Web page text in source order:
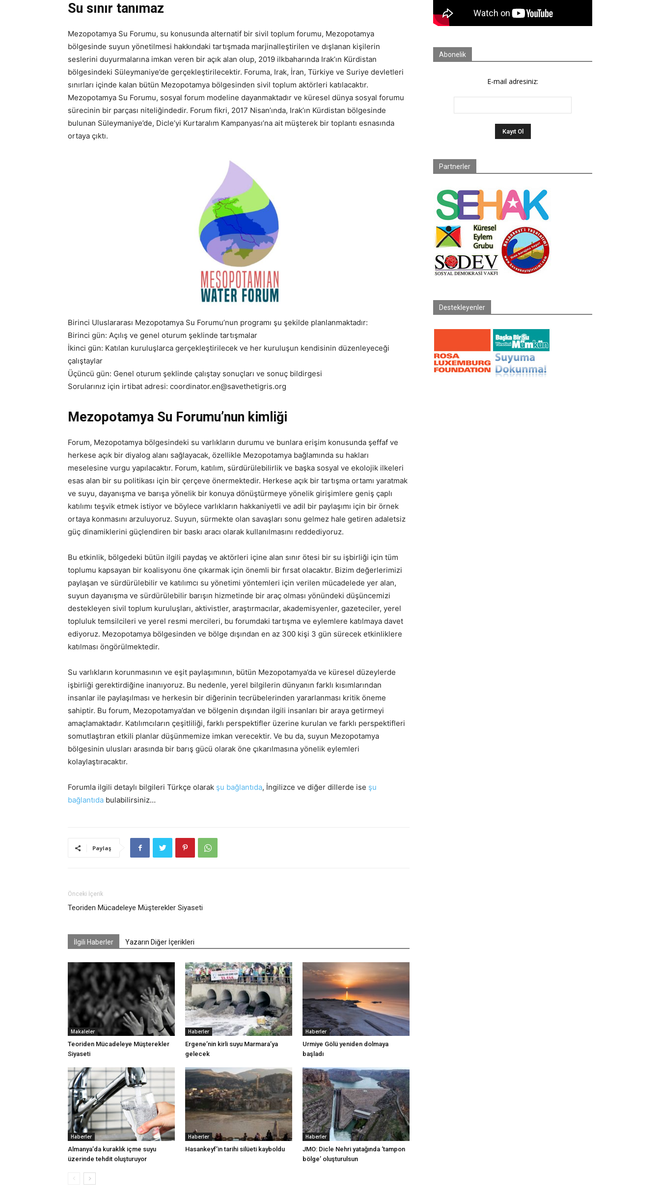
Su sınır tanımaz
Mezopotamya Su Forumu, su konusunda alternatif bir sivil toplum forumu, Mezopotamya
bölgesinde suyun yönetilmesi hakkındaki tartışmada marjinalleştirilen ve dışlanan kişilerin
seslerini duyurmalarına imkan veren bir açık alan olup, 2019 ilkbaharında Irak’ın Kürdistan
bölgesindeki Süleymaniye’de gerçekleştirilecektir. Foruma, Irak, İran, Türkiye ve Suriye devletleri
sınırları içinde kalan bütün Mezopotamya bölgesinden sivil toplum aktörleri katılacaktır.
Mezopotamya Su Forumu, sosyal forum modeline dayanmaktadır ve küresel dünya sosyal forumu
sürecinin bir parçası niteliğindedir. Forum fikri, 2017 Nisan’ında, Irak’ın Kürdistan bölgesinde
bulunan Süleymaniye’de, Dicle’yi Kurtaralım Kampanyası’na ait müşterek bir toplantı esnasında
ortaya çıktı.
Birinci Uluslararası Mezopotamya Su Forumu’nun programı şu şekilde planlanmaktadır:
Birinci gün: Açılış ve genel oturum şeklinde tartışmalar
İkinci gün: Katılan kuruluşlarca gerçekleştirilecek ve her kuruluşun kendisinin düzenleyeceği
çalıştaylar
Üçüncü gün: Genel oturum şeklinde çalıştay sonuçları ve sonuç bildirgesi
Sorularınız için irtibat adresi: coordinator.en@savethetigris.org
Mezopotamya Su Forumu’nun kimliği
Forum, Mezopotamya bölgesindeki su varlıkların durumu ve bunlara erişim konusunda şeffaf ve
herkese açık bir diyalog alanı sağlayacak, özellikle Mezopotamya bağlamında su hakları
meselesine vurgu yapılacaktır. Forum, katılım, sürdürülebilirlik ve başka sosyal ve ekolojik ilkeleri
esas alan bir su politikası için bir çerçeve önermektedir. Herkese açık bir tartışma ortamı yaratmak
ve suyu, dayanışma ve barışa yönelik bir konuya dönüştürmeye yönelik girişimlere geniş çaplı
katılımı teşvik etmek istiyor ve böylece varlıkların hakkaniyetli ve adil bir paylaşımı için bir örnek
ortaya konmasını arzuluyoruz. Suyun, sürmekte olan savaşları sonu gelmez hale getiren adaletsiz
güç dinamiklerini güçlendiren bir baskı aracı olarak kullanılmasını reddediyoruz.
Bu etkinlik, bölgedeki bütün ilgili paydaş ve aktörleri içine alan sınır ötesi bir su işbirliği için tüm
toplumu kapsayan bir koalisyonu öne çıkarmak için önemli bir fırsat olacaktır. Bizim değerlerimizi
paylaşan ve sürdürülebilir ve katılımcı su yönetimi yöntemleri için verilen mücadelede yer alan,
suyun dayanışma ve sürdürülebilir barışın hizmetinde bir araç olması yönündeki düşüncemizi
destekleyen sivil toplum kuruluşları, aktivistler, araştırmacılar, akademisyenler, gazeteciler, yerel
topluluk temsilcileri ve yerel resmi mercileri, bu forumdaki tartışma ve eylemlere katılmaya davet
ediyoruz. Mezopotamya bölgesinden ve bölge dışından en az 300 kişi 3 gün sürecek etkinliklere
katılması öngörülmektedir.
Su varlıkların korunmasının ve eşit paylaşımının, bütün Mezopotamya’da ve küresel düzeylerde
işbirliği gerektirdiğine inanıyoruz. Bu nedenle, yerel bilgilerin dünyanın farklı kısımlarından
insanlar ile paylaşılması ve herkesin bir diğerinin tecrübelerinden yararlanması kritik öneme
sahiptir. Bu forum, Mezopotamya’dan ve bölgenin dışından ilgili insanları bir araya getirmeyi
amaçlamaktadır. Katılımcıların çeşitliliği, farklı perspektifler üzerine kurulan ve farklı perspektifleri
somutlaştıran etkili planlar düşünmemize imkan verecektir. Ve bu da, suyun Mezopotamya
bölgesinin ulusları arasında bir barış gücü olarak öne çıkarılmasına yönelik eylemleri
kolaylaştıracaktır.
Forumla ilgili detaylı bilgileri Türkçe olarak şu bağlantıda, İngilizce ve diğer dillerde ise şu
bağlantıda bulabilirsiniz…
Paylaş
Önceki İçerik
Teoriden Mücadeleye Müşterekler Siyaseti
İlgili Haberler Yazarın Diğer İçerikleri
Makaleler
Teoriden Mücadeleye Müşterekler
Siyaseti
Haberler
Ergene’nin kirli suyu Marmara’ya
gelecek
Haberler
Urmiye Gölü yeniden dolmaya
başladı
Haberler
Almanya’da kuraklık içme suyu
üzerinde tehdit oluşturuyor
Haberler
Hasankeyf’in tarihi silüeti kayboldu
Haberler
JMO: Dicle Nehri yatağında ‘tampon
bölge’ oluşturulsun
Abonelik
E-mail adresiniz:
Partnerler
Destekleyenler